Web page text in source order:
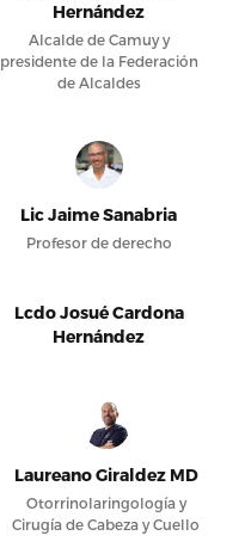
Hernández
Alcalde de Camuy y
presidente de la Federación
de Alcaldes
Lic Jaime Sanabria
Profesor de derecho
Lcdo Josué Cardona
Hernández
Laureano Giraldez MD
Otorrinolaringología y
Cirugía de Cabeza y Cuello